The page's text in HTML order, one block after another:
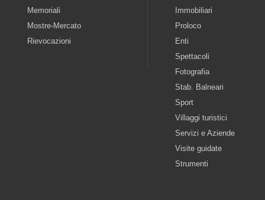
Memoriali
Mostre-Mercato
Rievocazioni
Immobiliari
Proloco
Enti
Spettacoli
Fotografia
Stab. Balneari
Sport
Villaggi turistici
Servizi e Aziende
Visite guidate
Strumenti